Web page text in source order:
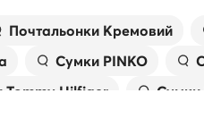
MODIVO.EU
Почтальонки Кремовий
Сумки PINKO
Tommy Hilfiger Сумки